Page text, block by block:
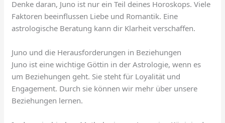
Denke daran, Juno ist nur ein Teil deines Horoskops. Viele
Faktoren beeinflussen Liebe und Romantik. Eine
astrologische Beratung kann dir Klarheit verschaffen.
Juno und die Herausforderungen in Beziehungen
Juno ist eine wichtige Göttin in der Astrologie, wenn es
um Beziehungen geht. Sie steht für Loyalität und
Engagement. Durch sie können wir mehr über unsere
Beziehungen lernen.